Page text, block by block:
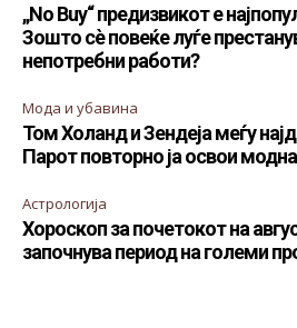
„No Buy“ предизвикот е
Зошто сè повеќе луѓе
непотребни работи?
Мода и убавина
Том Холанд и Зендеја меѓу
Парот повторно ја освои
Астрологија
Хороскоп за почетокот на
започнува период на големи